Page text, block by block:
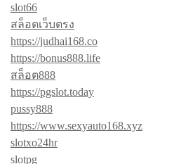
slot66
สล็อตเว็บตรง
https://judhai168.co
https://bonus888.life
สล็อต888
https://pgslot.today
pussy888
https://www.sexyauto168.xyz
slotxo24hr
slotpg